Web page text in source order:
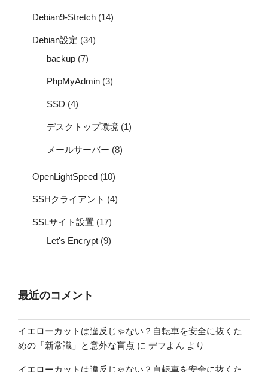
Debian9-Stretch (14)
Debian設定 (34)
backup (7)
PhpMyAdmin (3)
SSD (4)
デスクトップ環境 (1)
メールサーバー (8)
OpenLightSpeed (10)
SSHクライアント (4)
SSLサイト設置 (17)
Let's Encrypt (9)
最近のコメント
イエローカットは違反じゃない？自転車を安全に抜くた
めの「新常識」と意外な盲点 に デフよん より
イエローカットは違反じゃない？自転車を安全に抜くた